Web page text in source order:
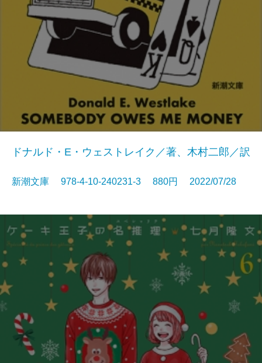
ドナルド・E・ウェストレイク／著、木村二郎／訳
新潮文庫 978-4-10-240231-3 880円 2022/07/28